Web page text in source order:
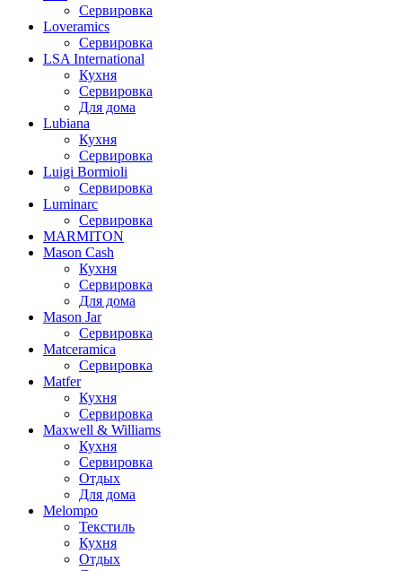
Сервировка
Loveramics
Сервировка
LSA International
Кухня
Сервировка
Для дома
Lubiana
Кухня
Сервировка
Luigi Bormioli
Сервировка
Luminarc
Сервировка
MARMITON
Mason Cash
Кухня
Сервировка
Для дома
Mason Jar
Сервировка
Matceramica
Сервировка
Matfer
Кухня
Сервировка
Maxwell & Williams
Кухня
Сервировка
Отдых
Для дома
Melompo
Текстиль
Кухня
Отдых